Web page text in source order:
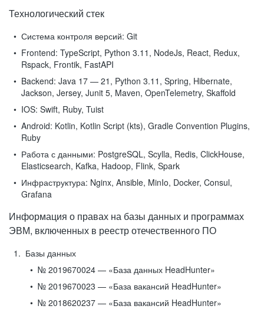
Технологический стек
Система контроля версий: Git
Frontend: TypeScript, Python 3.11, NodeJs, React, Redux,
Rspack, Frontik, FastAPI
Backend: Java 17 — 21, Python 3.11, Spring, Hibernate,
Jackson, Jersey, Junit 5, Maven, OpenTelemetry, Skaffold
IOS: Swift, Ruby, Tuist
Android: Kotlin, Kotlin Script (kts), Gradle Convention Plugins,
Ruby
Работа с данными: PostgreSQL, Scylla, Redis, ClickHouse,
Elasticsearch, Kafka, Hadoop, Flink, Spark
Инфраструктура: Nginx, Ansible, MinIo, Docker, Consul,
Grafana
Информация о правах на базы данных и программах
ЭВМ, включенных в реестр отечественного ПО
Базы данных
№ 2019670024 — «База данных HeadHunter»
№ 2019670023 — «База вакансий HeadHunter»
№ 2018620237 — «База вакансий HeadHunter»